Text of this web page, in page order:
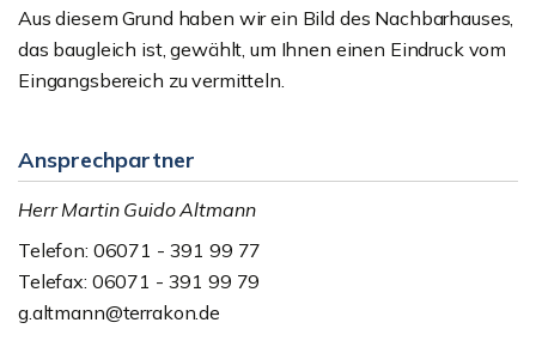
Aus diesem Grund haben wir ein Bild des Nachbarhauses,
das baugleich ist, gewählt, um Ihnen einen Eindruck vom
Eingangsbereich zu vermitteln.
Ansprechpartner
Herr Martin Guido Altmann
Telefon: 06071 - 391 99 77
Telefax: 06071 - 391 99 79
g.altmann@terrakon.de